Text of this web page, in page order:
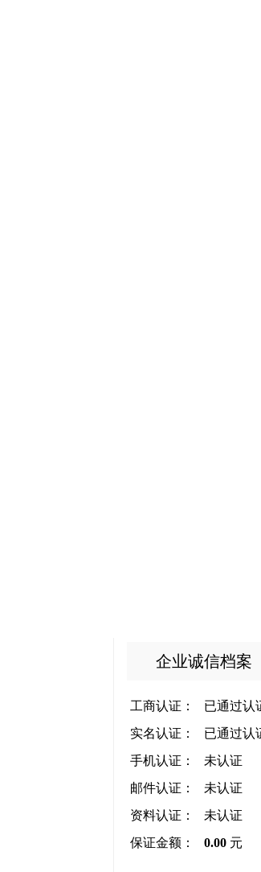
企业诚信档案
工商认证：
已通过认
实名认证：
已通过认
手机认证：
未认证
邮件认证：
未认证
资料认证：
未认证
保证金额：
0.00 元